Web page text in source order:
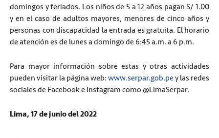
domingos y feriados. Los niños de 5 a 12 años pagan S/ 1.00
y en el caso de adultos mayores, menores de cinco años y
personas con discapacidad la entrada es gratuita. El horario
de atención es de lunes a domingo de 6:45 a.m. a 6 p.m.
Para mayor información sobre estas y otras actividades
pueden visitar la página web: www.serpar.gob.pe y las redes
sociales de Facebook e Instagram como @LimaSerpar.
Lima, 17 de junio del 2022